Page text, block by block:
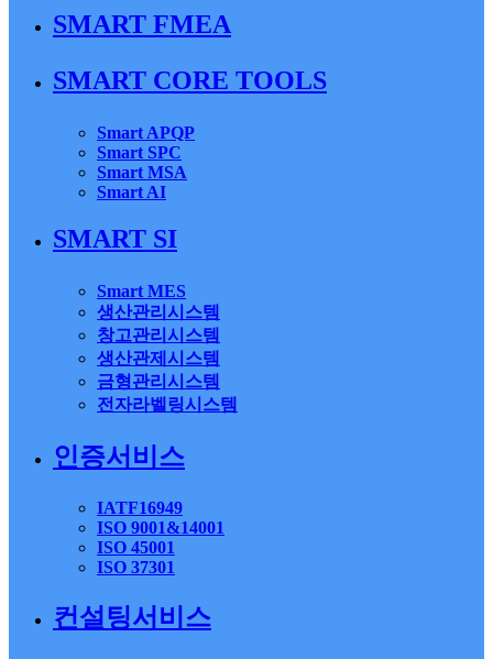
SMART FMEA
SMART CORE TOOLS
Smart APQP
Smart SPC
Smart MSA
Smart AI
SMART SI
Smart MES
생산관리시스템
창고관리시스템
생산관제시스템
금형관리시스템
전자라벨링시스템
인증서비스
IATF16949
ISO 9001&14001
ISO 45001
ISO 37301
컨설팅서비스